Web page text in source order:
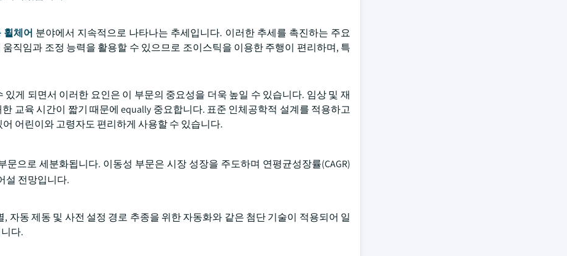
휠체어 분야에서 지속적으로 나타나는 추세입니다. 이러한 추세를 촉진하는 주요
직임과 조정 능력을 활용할 수 있으므로 조이스틱을 이용한 주행이 편리하며, 특
게 되면서 이러한 요인은 이 부문의 중요성을 더욱 높일 수 있습니다. 임상 및 재
교육 시간이 짧기 때문에 equally 중요합니다. 표준 인체공학적 설계를 적용하고
어린이와 고령자도 편리하게 사용할 수 있습니다.
으로 세분화됩니다. 이동성 부문은 시장 성장을 주도하며 연평균성장률(CAGR)
설 전망입니다.
자동 제동 및 사전 설정 경로 추종을 위한 자동화와 같은 첨단 기술이 적용되어 일
다.